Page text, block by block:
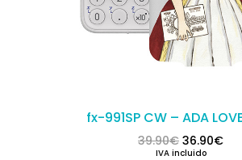
fx-991SP CW – ADA
39.90€ El precio
36.90€El
IVA incluido